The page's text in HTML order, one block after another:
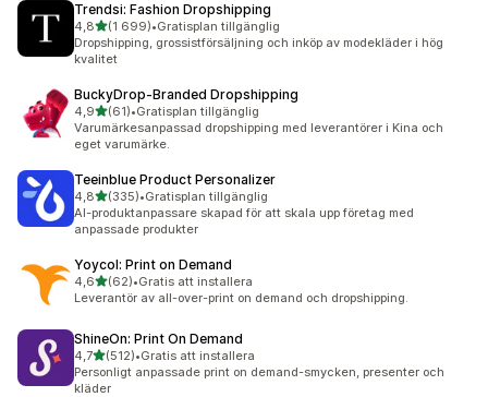
Trendsi: Fashion Dropshipping
4,8av 5 stjärnor
(1 699)
1699 recensioner totalt
•Gratisplan tillgänglig
Dropshipping, grossistförsäljning och inköp av modekläder i hög
kvalitet
BuckyDrop‑Branded Dropshipping
4,9av 5 stjärnor
(61)
61 recensioner totalt
•Gratisplan tillgänglig
Varumärkesanpassad dropshipping med leverantörer i Kina och
eget varumärke.
Teeinblue Product Personalizer
4,8av 5 stjärnor
(335)
335 recensioner totalt
•Gratisplan tillgänglig
AI-produktanpassare skapad för att skala upp företag med
anpassade produkter
Yoycol: Print on Demand
4,6av 5 stjärnor
(62)
62 recensioner totalt
•Gratis att installera
Leverantör av all-over-print on demand och dropshipping.
ShineOn: Print On Demand
4,7av 5 stjärnor
(512)
512 recensioner totalt
•Gratis att installera
Personligt anpassade print on demand-smycken, presenter och
kläder